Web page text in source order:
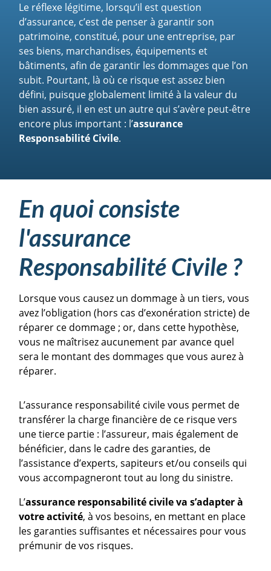
Le réflexe légitime, lorsqu’il est question
d’assurance, c’est de penser à garantir son
patrimoine, constitué, pour une entreprise, par
ses biens, marchandises, équipements et
bâtiments, afin de garantir les dommages que l’on
subit. Pourtant, là où ce risque est assez bien
défini, puisque globalement limité à la valeur du
bien assuré, il en est un autre qui s’avère peut-être
encore plus important : l’assurance
Responsabilité Civile.
En quoi consiste
l'assurance
Responsabilité Civile ?
Lorsque vous causez un dommage à un tiers, vous
avez l’obligation (hors cas d’exonération stricte) de
réparer ce dommage ; or, dans cette hypothèse,
vous ne maîtrisez aucunement par avance quel
sera le montant des dommages que vous aurez à
réparer.
L’assurance responsabilité civile vous permet de
transférer la charge financière de ce risque vers
une tierce partie : l’assureur, mais également de
bénéficier, dans le cadre des garanties, de
l’assistance d’experts, sapiteurs et/ou conseils qui
vous accompagneront tout au long du sinistre.
L’assurance responsabilité civile va s’adapter à
votre activité, à vos besoins, en mettant en place
les garanties suffisantes et nécessaires pour vous
prémunir de vos risques.